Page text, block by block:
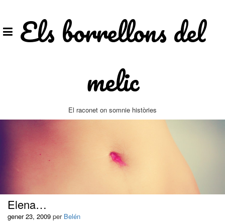
contingutEls borrellons del
melic
El raconet on somnie històries
Elena…
gener 23, 2009 per Belén